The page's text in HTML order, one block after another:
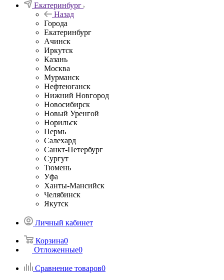
Екатеринбург
Назад
Города
Екатеринбург
Ачинск
Иркутск
Казань
Москва
Мурманск
Нефтеюганск
Нижний Новгород
Новосибирск
Новый Уренгой
Норильск
Пермь
Салехард
Санкт-Петербург
Сургут
Тюмень
Уфа
Ханты-Мансийск
Челябинск
Якутск
Личный кабинет
Корзина0
Отложенные0
Сравнение товаров0